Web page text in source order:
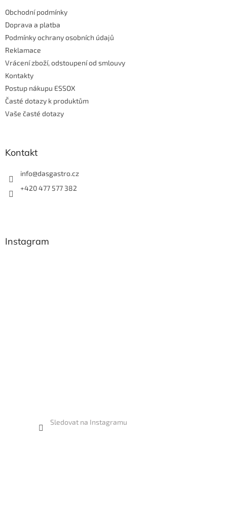
Obchodní podmínky
Doprava a platba
Podmínky ochrany osobních údajů
Reklamace
Vrácení zboží, odstoupení od smlouvy
Kontakty
Postup nákupu ESSOX
Časté dotazy k produktům
Vaše časté dotazy
Kontakt
info@dasgastro.cz
+420 477 577 382
Instagram
Sledovat na Instagramu